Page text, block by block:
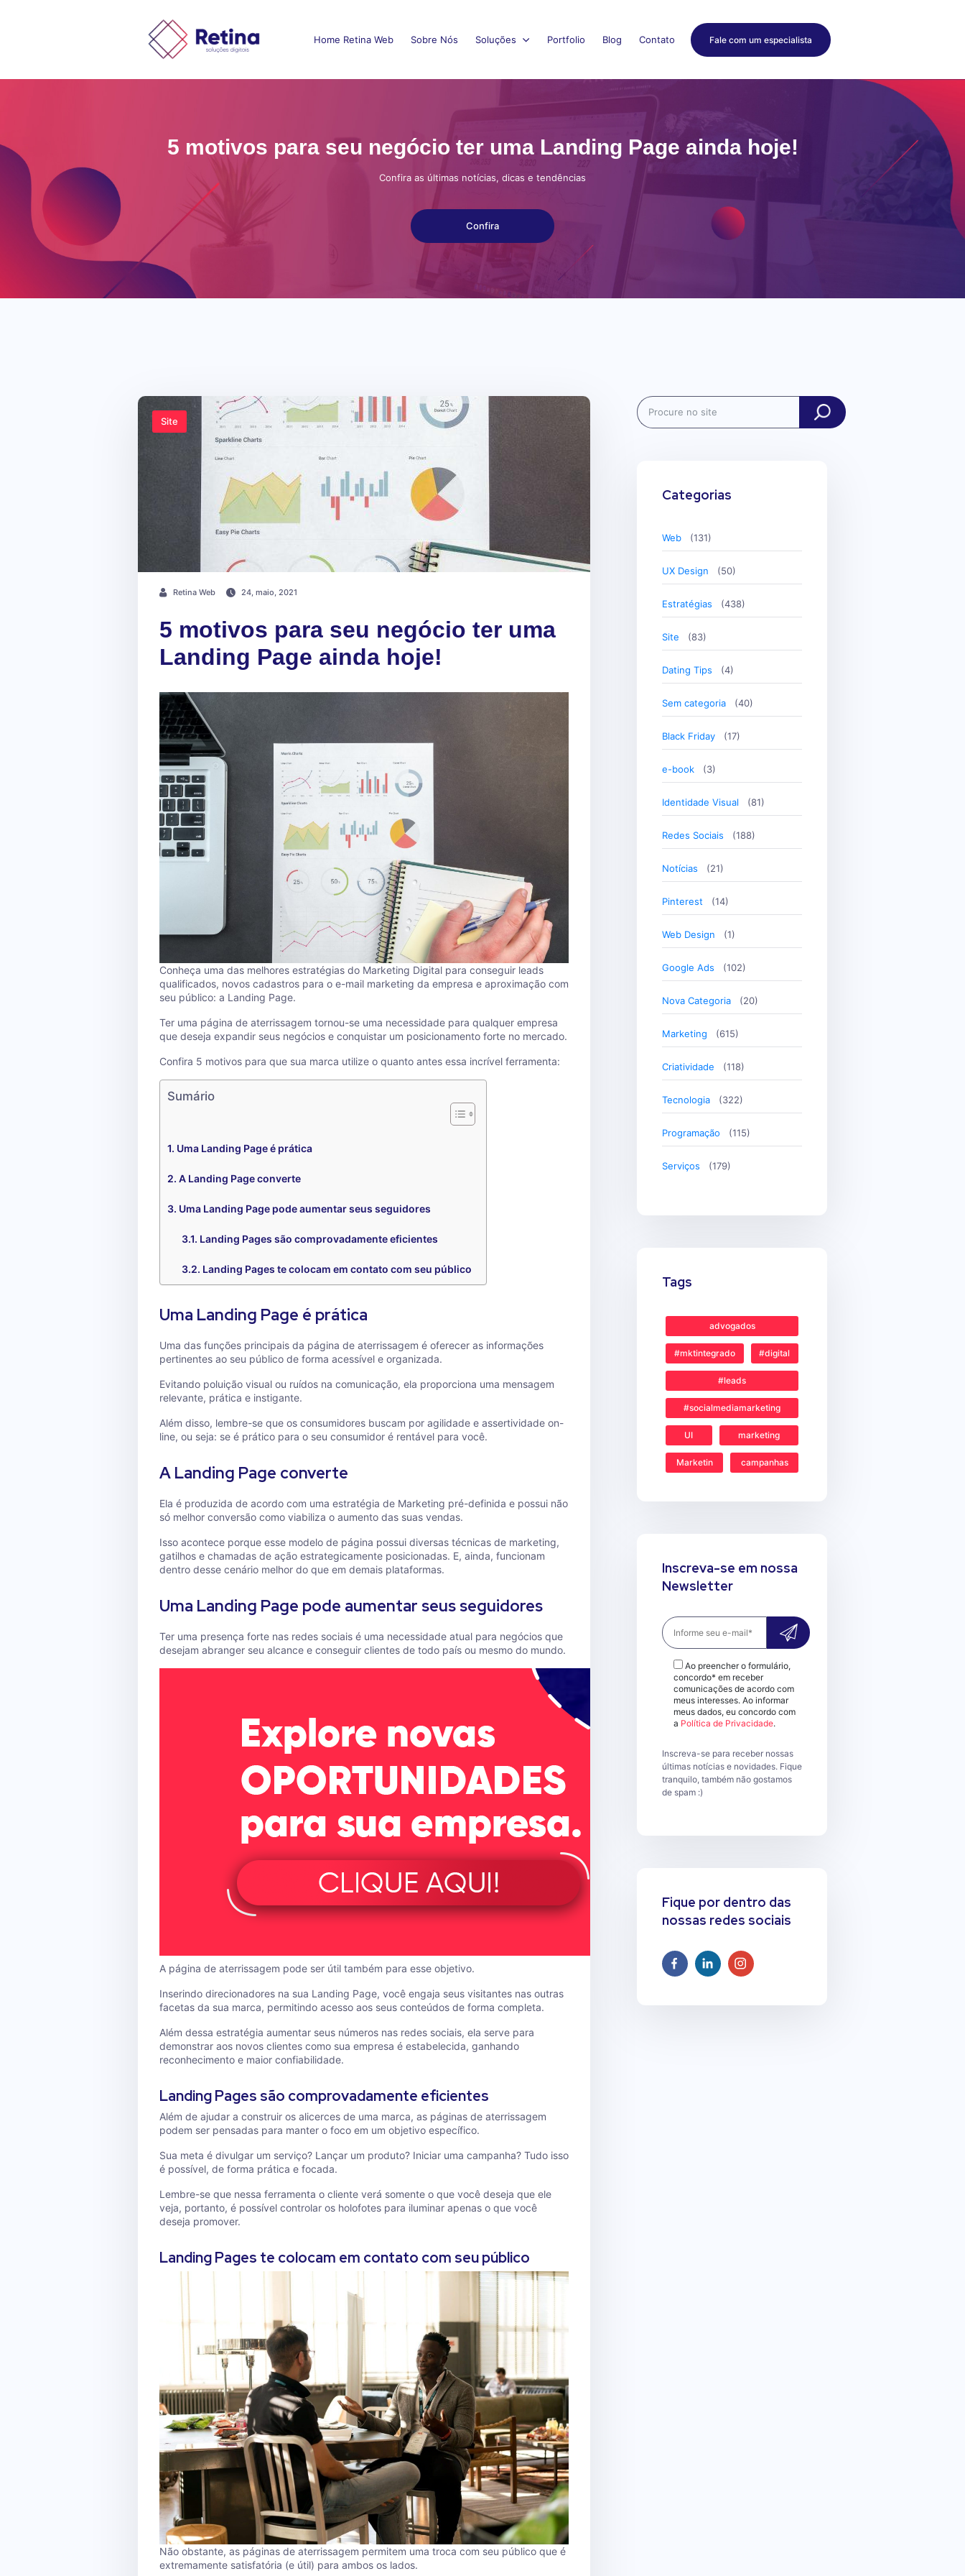
Home Retina Web Sobre Nós Soluções Portfolio Blog Contato Fale com um especialista
5 motivos para seu negócio ter uma Landing Page ainda hoje!
Confira as últimas notícias, dicas e tendências
Confira
Site
Retina Web 24, maio, 2021
5 motivos para seu negócio ter uma
Landing Page ainda hoje!
Conheça uma das melhores estratégias do Marketing Digital para conseguir leads
qualificados, novos cadastros para o e-mail marketing da empresa e aproximação com
seu público: a Landing Page.
Ter uma página de aterrissagem tornou-se uma necessidade para qualquer empresa
que deseja expandir seus negócios e conquistar um posicionamento forte no mercado.
Confira 5 motivos para que sua marca utilize o quanto antes essa incrível ferramenta:
Sumário
Uma Landing Page é prática
A Landing Page converte
Uma Landing Page pode aumentar seus seguidores
Landing Pages são comprovadamente eficientes
Landing Pages te colocam em contato com seu público
Uma Landing Page é prática
Uma das funções principais da página de aterrissagem é oferecer as informações
pertinentes ao seu público de forma acessível e organizada.
Evitando poluição visual ou ruídos na comunicação, ela proporciona uma mensagem
relevante, prática e instigante.
Além disso, lembre-se que os consumidores buscam por agilidade e assertividade on-
line, ou seja: se é prático para o seu consumidor é rentável para você.
A Landing Page converte
Ela é produzida de acordo com uma estratégia de Marketing pré-definida e possui não
só melhor conversão como viabiliza o aumento das suas vendas.
Isso acontece porque esse modelo de página possui diversas técnicas de marketing,
gatilhos e chamadas de ação estrategicamente posicionadas. E, ainda, funcionam
dentro desse cenário melhor do que em demais plataformas.
Uma Landing Page pode aumentar seus seguidores
Ter uma presença forte nas redes sociais é uma necessidade atual para negócios que
desejam abranger seu alcance e conseguir clientes de todo país ou mesmo do mundo.
A página de aterrissagem pode ser útil também para esse objetivo.
Inserindo direcionadores na sua Landing Page, você engaja seus visitantes nas outras
facetas da sua marca, permitindo acesso aos seus conteúdos de forma completa.
Além dessa estratégia aumentar seus números nas redes sociais, ela serve para
demonstrar aos novos clientes como sua empresa é estabelecida, ganhando
reconhecimento e maior confiabilidade.
Landing Pages são comprovadamente eficientes
Além de ajudar a construir os alicerces de uma marca, as páginas de aterrissagem
podem ser pensadas para manter o foco em um objetivo específico.
Sua meta é divulgar um serviço? Lançar um produto? Iniciar uma campanha? Tudo isso
é possível, de forma prática e focada.
Lembre-se que nessa ferramenta o cliente verá somente o que você deseja que ele
veja, portanto, é possível controlar os holofotes para iluminar apenas o que você
deseja promover.
Landing Pages te colocam em contato com seu público
Não obstante, as páginas de aterrissagem permitem uma troca com seu público que é
extremamente satisfatória (e útil) para ambos os lados.
Search
Categorias
Web (131)
UX Design (50)
Estratégias (438)
Site (83)
Dating Tips (4)
Sem categoria (40)
Black Friday (17)
e-book (3)
Identidade Visual (81)
Redes Sociais (188)
Notícias (21)
Pinterest (14)
Web Design (1)
Google Ads (102)
Nova Categoria (20)
Marketing (615)
Criatividade (118)
Tecnologia (322)
Programação (115)
Serviços (179)
Tags
advogados
#mktintegrado #digital
#leads
#socialmediamarketing
UI marketing
Marketin campanhas
Inscreva-se em nossa
Newsletter
Ao preencher o formulário,
concordo* em receber
comunicações de acordo com
meus interesses. Ao informar
meus dados, eu concordo com
a Política de Privacidade.
Inscreva-se para receber nossas
últimas notícias e novidades. Fique
tranquilo, também não gostamos
de spam :)
Fique por dentro das
nossas redes sociais